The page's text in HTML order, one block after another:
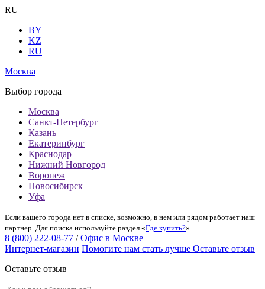
RU
BY
KZ
RU
Москва
Выбор города
Москва
Санкт-Петербург
Казань
Екатеринбург
Краснодар
Нижний Новгород
Воронеж
Новосибирск
Уфа
Если вашего города нет в списке, возможно, в нем или рядом работает наш
партнер. Для поиска используйте раздел «Где купить?».
8 (800) 222-08-77 / Офис в Москве
Интернет-магазин Помогите нам стать лучше Оставьте отзыв
Оставьте отзыв